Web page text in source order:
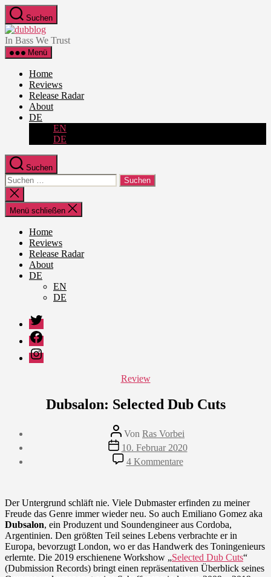
Zum
Inhalt
springen
Suchen
dubblog
In Bass We Trust
Menü
Home
Reviews
Release Radar
About
DE
EN
DE
Suchen
Suche
nach:
Suche
schließen
Menü schließen
Home
Reviews
Release Radar
About
DE
EN
DE
Twitter
Facebook
Instagram
Kategorien
Review
Dubsalon: Selected Dub Cuts
Beitragsautor
Von Ras Vorbei
Veröffentlichungsdatum
10. Februar 2020
4 Kommentarezu
Dubsalon:
Cuts
Der Untergrund schläft nie. Viele Dubmaster erfinden zu meiner
Freude das Genre immer wieder neu. So auch Emiliano Gomez aka
Dubsalon, ein Produzent und Soundengineer aus Cordoba,
Argentinien. Den größten Teil seines Lebens verbrachte er in
Europa, bevorzugt London, wo er das Handwerk des Toningenieurs
erlernte. Die 2019 erschienene Workshow „Selected Dub Cuts“
(Dubmission Records) bringt einen repräsentativen Überblick seines